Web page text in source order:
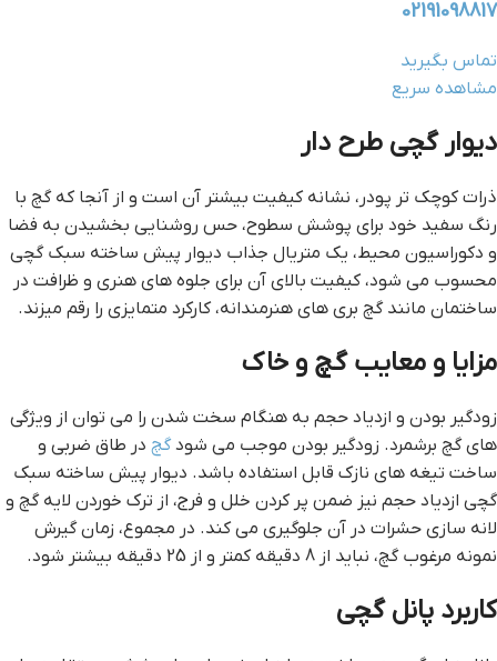
02191098817
تماس بگیرید
مشاهده سریع
ديوار گچي طرح دار
ذرات کوچک تر پودر، نشانه کیفیت بیشتر آن است و از آنجا که گچ با
رنگ سفید خود برای پوشش سطوح، حس روشنایی بخشیدن به فضا
و دکوراسیون محیط، یک متریال جذاب دیوار پیش ساخته سبک گچی
محسوب می شود، کیفیت بالای آن برای جلوه های هنری و ظرافت در
ساختمان مانند گچ بری های هنرمندانه، کارکرد متمایزی را رقم میزند.
مزایا و معایب گچ و خاک
زودگیر بودن و ازدیاد حجم به هنگام سخت شدن را می توان از ویژگی
های گچ برشمرد. زودگیر بودن موجب می شودگچ در طاق ضربی و
ساخت تیغه ‌های نازک قابل استفاده باشد. دیوار پیش ساخته سبک
گچی ازدیاد حجم نیز ضمن پر کردن خلل و فرج، از ترک خوردن لایه گچ و
لانه ‌سازی حشرات در آن جلوگیری می کند. در مجموع، زمان گیرش
نمونه مرغوب گچ، نباید از 8 دقیقه کمتر و از 25 دقیقه بیشتر شود.
کاربرد پانل گچی